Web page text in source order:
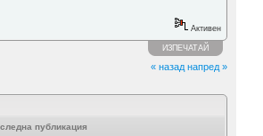
Активен
ИЗПЕЧАТАЙ
« назад напред »
публикация